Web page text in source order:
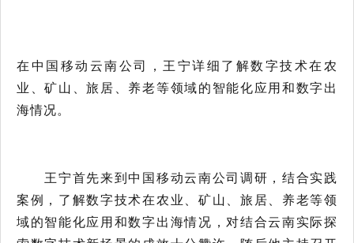
在中国移动云南公司，王宁详细 了解数字技术在农
业、矿山、旅居、养老等领域的智能化应用和数字出
海情况。
王宁首先来到中国移动云南公司调研，结合实践
案例，了解数字技术在农业、矿山、旅居、养老等领
域的智能化应用和数字出海情况，对结合云南实际探